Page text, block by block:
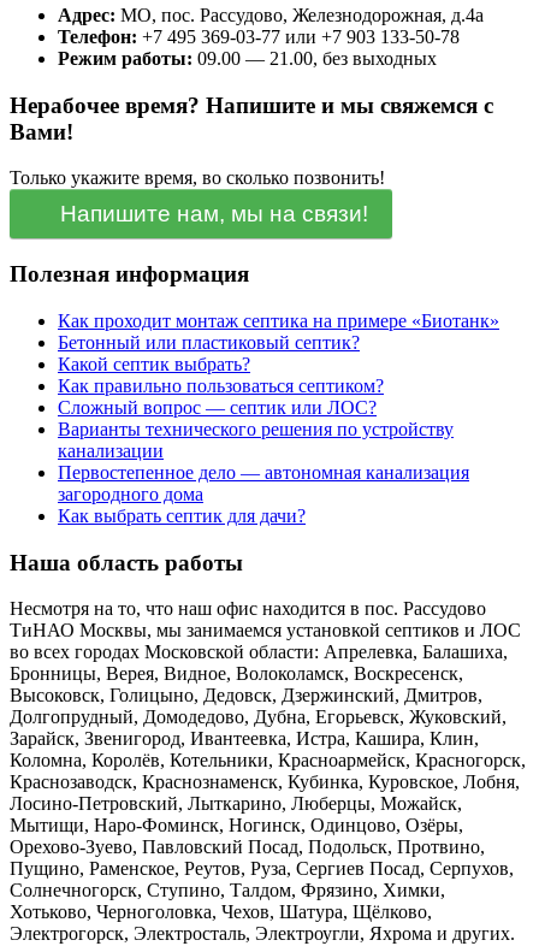
Адрес: МО, пос. Рассудово, Железнодорожная, д.4а
Телефон: +7 495 369-03-77 или +7 903 133-50-78
Режим работы: 09.00 — 21.00, без выходных
Нерабочее время? Напишите и мы свяжемся с
Вами!
Только укажите время, во сколько позвонить!
Напишите нам, мы на связи!
Полезная информация
Как проходит монтаж септика на примере «Биотанк»
Бетонный или пластиковый септик?
Какой септик выбрать?
Как правильно пользоваться септиком?
Сложный вопрос — септик или ЛОС?
Варианты технического решения по устройству
канализации
Первостепенное дело — автономная канализация
загородного дома
Как выбрать септик для дачи?
Наша область работы
Несмотря на то, что наш офис находится в пос. Рассудово
ТиНАО Москвы, мы занимаемся установкой септиков и ЛОС
во всех городах Московской области: Апрелевка, Балашиха,
Бронницы, Верея, Видное, Волоколамск, Воскресенск,
Высоковск, Голицыно, Дедовск, Дзержинский, Дмитров,
Долгопрудный, Домодедово, Дубна, Егорьевск, Жуковский,
Зарайск, Звенигород, Ивантеевка, Истра, Кашира, Клин,
Коломна, Королёв, Котельники, Красноармейск, Красногорск,
Краснозаводск, Краснознаменск, Кубинка, Куровское, Лобня,
Лосино-Петровский, Лыткарино, Люберцы, Можайск,
Мытищи, Наро-Фоминск, Ногинск, Одинцово, Озёры,
Орехово-Зуево, Павловский Посад, Подольск, Протвино,
Пущино, Раменское, Реутов, Руза, Сергиев Посад, Серпухов,
Солнечногорск, Ступино, Талдом, Фрязино, Химки,
Хотьково, Черноголовка, Чехов, Шатура, Щёлково,
Электрогорск, Электросталь, Электроугли, Яхрома и других.